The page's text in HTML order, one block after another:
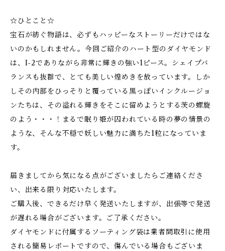
☆ひとこと☆
宝石が紡ぐ物語は、必ずもハッピーなストーリーだけではな
いのかもしれません。今回ご紹介のハート型のダイヤモンド
は、I-2でありながら非常に輝きの強い1ピース。シェイプバ
ランスも抜群で、とても美しい煌めきを放っています。しか
しその内部をひっそりと覆っている黒っぽいインクルージョ
ンたちは、その溢れる輝きをそこに留めようとする茨の螺旋
のよう・・・！まるで眠り姫が囚われている時の夢の情景の
ような、そんな不穏で妖しい魅力に満ちた1粒になっていま
す。
届きましてから気になる点がございましたらご連絡くださ
い、出来る限り対応いたします。
ご購入後、できるだけ早く発送いたしますが、出張等で発送
が遅れる場合がございます。ご了承ください。
ダイヤモンドに付属するソーティング袋は業者間取引に使用
される簡易レポートですので、傷んでいる場合もございま